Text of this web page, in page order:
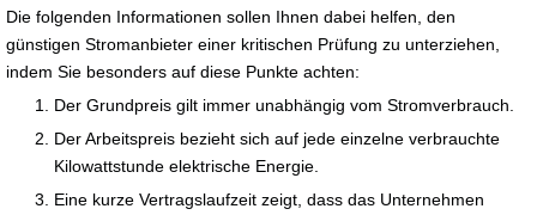
Die folgenden Informationen sollen Ihnen dabei helfen, den
günstigen Stromanbieter einer kritischen Prüfung zu unterziehen,
indem Sie besonders auf diese Punkte achten:
Der Grundpreis gilt immer unabhängig vom Stromverbrauch.
Der Arbeitspreis bezieht sich auf jede einzelne verbrauchte
Kilowattstunde elektrische Energie.
Eine kurze Vertragslaufzeit zeigt, dass das Unternehmen